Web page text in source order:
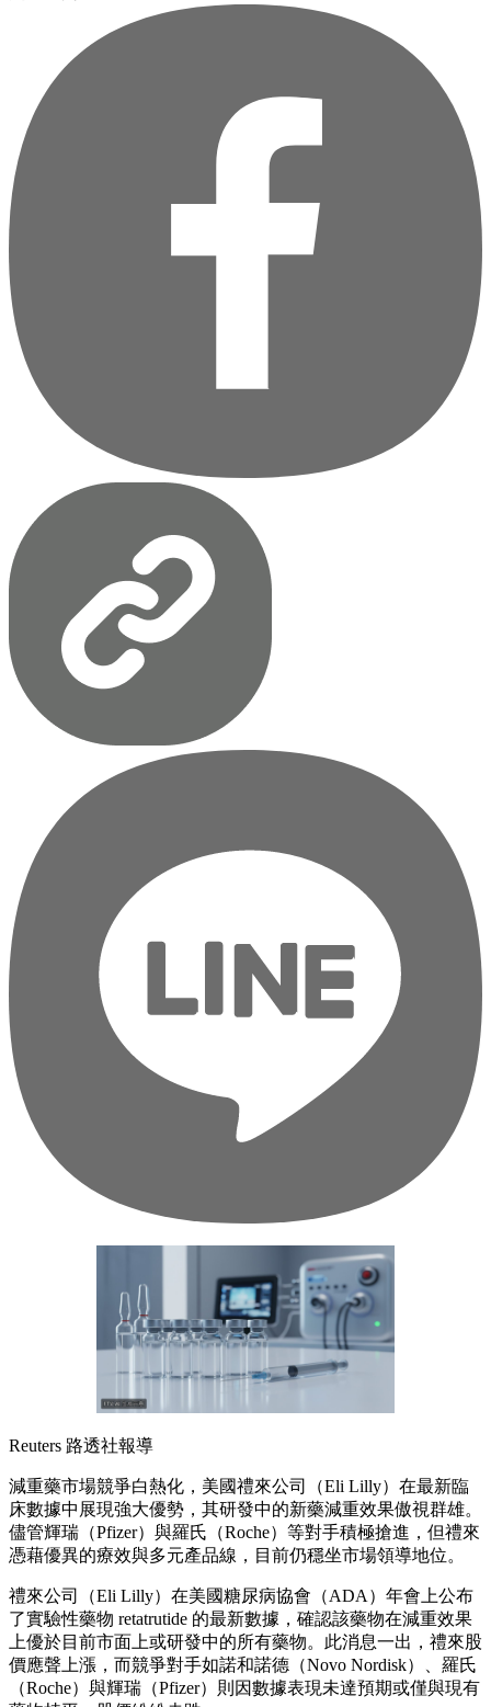
Reuters 路透社報導
減重藥市場競爭白熱化，美國禮來公司（Eli Lilly）在最新臨
床數據中展現強大優勢，其研發中的新藥減重效果傲視群雄。
儘管輝瑞（Pfizer）與羅氏（Roche）等對手積極搶進，但禮來
憑藉優異的療效與多元產品線，目前仍穩坐市場領導地位。
禮來公司（Eli Lilly）在美國糖尿病協會（ADA）年會上公布
了實驗性藥物 retatrutide 的最新數據，確認該藥物在減重效果
上優於目前市面上或研發中的所有藥物。此消息一出，禮來股
價應聲上漲，而競爭對手如諾和諾德（Novo Nordisk）、羅氏
（Roche）與輝瑞（Pfizer）則因數據表現未達預期或僅與現有